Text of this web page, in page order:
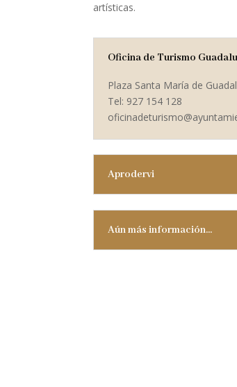
artísticas.
Oficina de Turismo
Plaza Santa María de
Tel: 927 154 128
Aprodervi
Aún más información...